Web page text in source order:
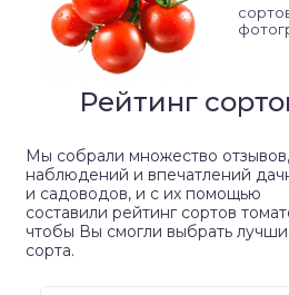
Рейтинг
Мы собрали множество отзывов,
наблюдений и впечатлений
и садоводов, и с их помощью
составили рейтинг сортов
чтобы Вы смогли выбрать
сорта.